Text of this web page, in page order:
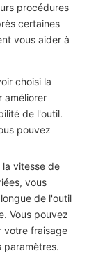
procédures
certaines
vous aider à
choisi la
améliorer
de l'outil.
pouvez
la vitesse de
vous
de l'outil
Vous pouvez
votre fraisage
paramètres.